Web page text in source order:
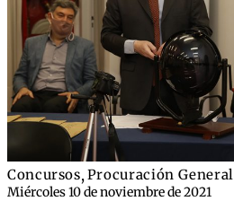
Concursos,Procuración General
Miércoles 10 de noviembre de 2021